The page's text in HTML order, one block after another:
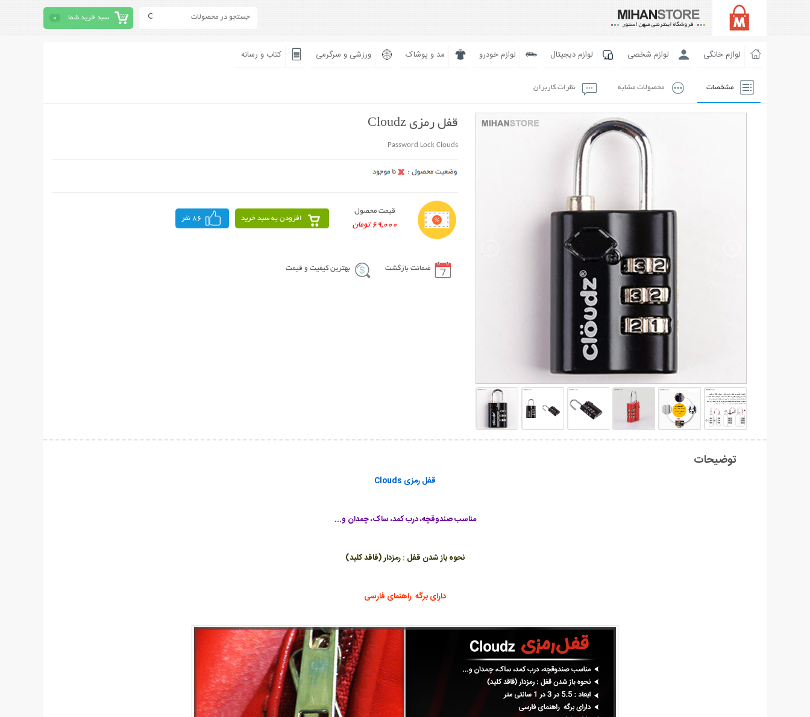
سبد خرید شما 0
لوازم خانگی لوازم شخصی لوازم دیجیتال لوازم خودرو مد و پوشاک ورزشی و سرگرمی کتاب و رسانه
مشخصات محصولات مشابه نظرات کاربران
قفل رمزی Cloudz
Password Lock Clouds
قیمت محصول
69,000 تومان
افزودن به سبد خرید 86 نفر
ضمانت بازگشت بهترین کیفیت و قیمت
توضیحات
قفل رمزی Clouds
مناسب صندوقچه، درب کمد، ساک، چمدان و...
نحوه باز شدن قفل : رمزدار (فاقد کلید)
دارای برگه راهنمای فارسی